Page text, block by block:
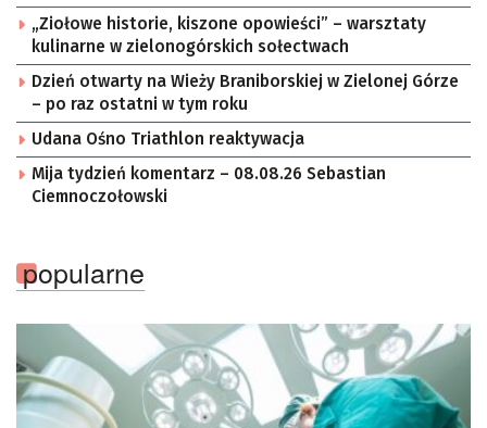
„Ziołowe historie, kiszone opowieści” – warsztaty
kulinarne w zielonogórskich sołectwach
Dzień otwarty na Wieży Braniborskiej w Zielonej Górze
– po raz ostatni w tym roku
Udana Ośno Triathlon reaktywacja
Mija tydzień komentarz – 08.08.26 Sebastian
Ciemnoczołowski
popularne